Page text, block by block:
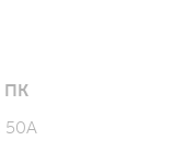
ПК
50A